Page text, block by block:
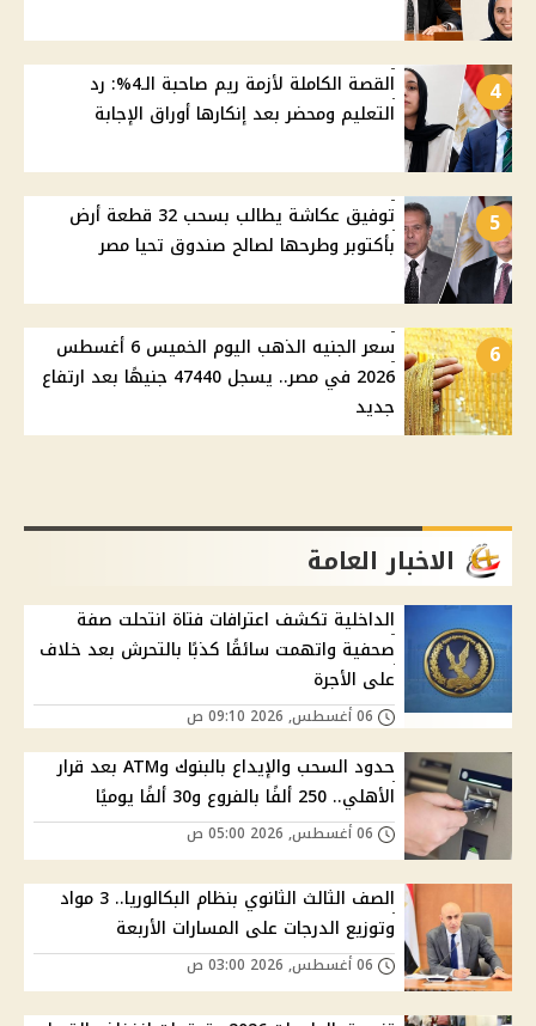
4
القصة الكاملة لأزمة ريم صاحبة الـ4%: رد
التعليم ومحضر بعد إنكارها أوراق الإجابة
5
توفيق عكاشة يطالب بسحب 32 قطعة أرض
بأكتوبر وطرحها لصالح صندوق تحيا مصر
6
سعر الجنيه الذهب اليوم الخميس 6 أغسطس
2026 في مصر.. يسجل 47440 جنيهًا بعد ارتفاع
جديد
الاخبار العامة
الداخلية تكشف اعترافات فتاة انتحلت صفة
صحفية واتهمت سائقًا كذبًا بالتحرش بعد خلاف
على الأجرة
حدود السحب والإيداع بالبنوك وATM بعد قرار
الأهلي.. 250 ألفًا بالفروع و30 ألفًا يوميًا
الصف الثالث الثانوي بنظام البكالوريا.. 3 مواد
وتوزيع الدرجات على المسارات الأربعة